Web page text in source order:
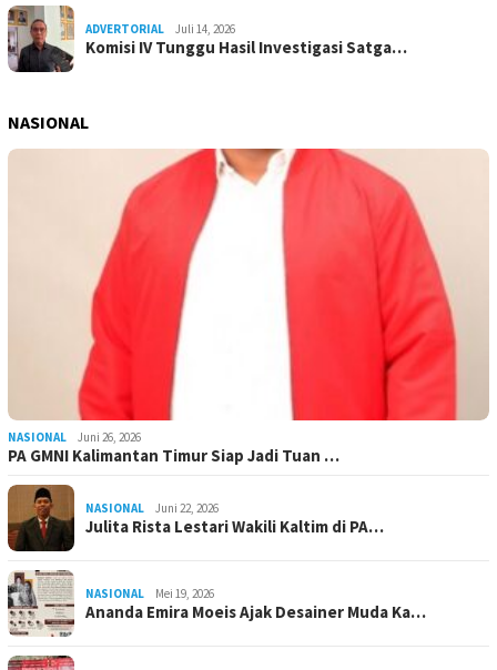
ADVERTORIAL Juli 14, 2026
Komisi IV Tunggu Hasil Investigasi Satga…
NASIONAL
NASIONAL Juni 26, 2026
PA GMNI Kalimantan Timur Siap Jadi Tuan …
NASIONAL Juni 22, 2026
Julita Rista Lestari Wakili Kaltim di PA…
NASIONAL Mei 19, 2026
Ananda Emira Moeis Ajak Desainer Muda Ka…